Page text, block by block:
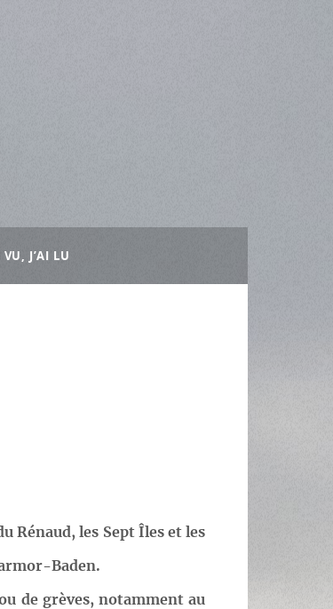
VU, J’AI LU
Rénaud, les Sept Îles et les
Baden.
de grèves, notamment au